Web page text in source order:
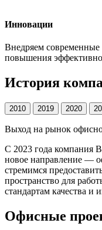
Инновации
Внедряем
повышения
История
2010 2019 2020
Выход на рынок
С 2023 года компания
новое направление —
стремимся
пространство для
стандартам качества и
Офисные